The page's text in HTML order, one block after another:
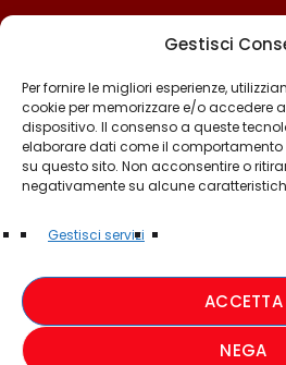
Gestisci
Per fornire le migliori esperienze,
cookie per memorizzare e/o accedere
dispositivo. Il consenso a queste
elaborare dati come il comportamento
su questo sito. Non acconsentire o
negativamente su alcune
Gestisci servizi
ACCETTA
NEGA
PRIVACY POLICY